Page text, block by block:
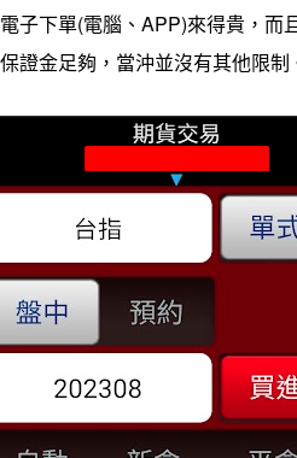
子下單(電腦、APP)來得貴，而
證金足夠，當沖並沒有其他限制